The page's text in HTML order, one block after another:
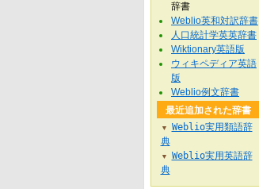
辞書
Weblio英和対訳辞書
人口統計学英英辞書
Wiktionary英語版
ウィキペディア英語
版
Weblio例文辞書
最近追加された辞書
▼
Weblio実用類語辞
典
▼
Weblio実用英語辞
典